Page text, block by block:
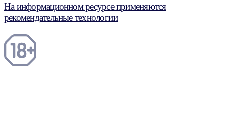
На информационном ресурсе применяются
рекомендательные технологии